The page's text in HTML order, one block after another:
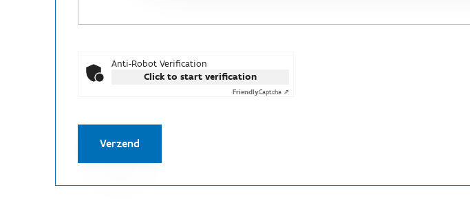
Anti-Robot Verification
Click to start verification
FriendlyCaptcha ⇗
Verzend